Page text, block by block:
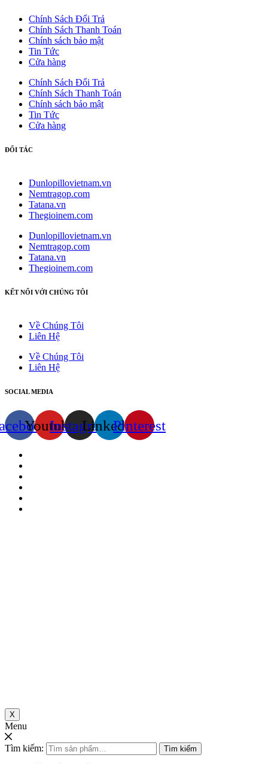
Chính Sách Đổi Trả
Chính Sách Thanh Toán
Chính sách bảo mật
Tin Tức
Cửa hàng
Chính Sách Đổi Trả
Chính Sách Thanh Toán
Chính sách bảo mật
Tin Tức
Cửa hàng
ĐỐI TÁC
Dunlopillovietnam.vn
Nemtragop.com
Tatana.vn
Thegioinem.com
Dunlopillovietnam.vn
Nemtragop.com
Tatana.vn
Thegioinem.com
KẾT NỐI VỚI CHÚNG TÔI
Về Chúng Tôi
Liên Hệ
Về Chúng Tôi
Liên Hệ
SOCIAL MEDIA
YoutubeInstagramLinkedinPinterest
X
Menu
Tìm kiếm: Tìm kiếm